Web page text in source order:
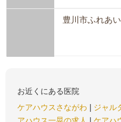
豊川市ふれあ
お近くにある医院
ケアハウスさながわ
ジャル